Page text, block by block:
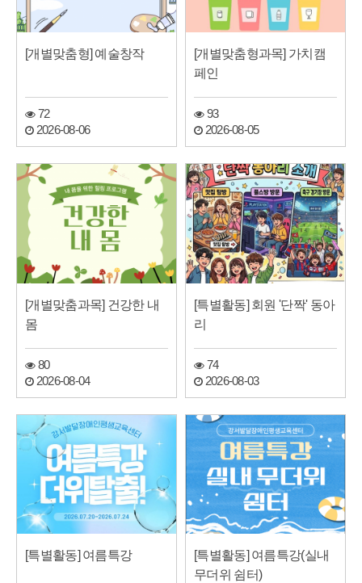
[개별맞춤형] 예술창작
72
2026-08-06
[개별맞춤형과목] 가치캠
페인
93
2026-08-05
[개별맞춤과목] 건강한 내
몸
80
2026-08-04
[특별활동] 회원 '단짝' 동아
리
74
2026-08-03
[특별활동] 여름특강
[특별활동] 여름특강(실내
무더위 쉼터)